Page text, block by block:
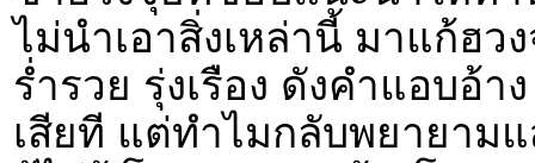
ไม่นำเอาสิ่งเหล่านี้ มาแก้ฮ
ร่ำรวย รุ่งเรือง ดังคำแอบอ้า
เสียที แต่ทำไมกลับพยายาม